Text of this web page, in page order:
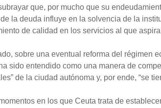
que, por mucho que su
la deuda influye en la solvencia de la
de calidad en los servicios al que
sobre una eventual reforma del régimen
sido entendido como una manera de
de la ciudad autónoma y, por ende, “se
en los que Ceuta trata de